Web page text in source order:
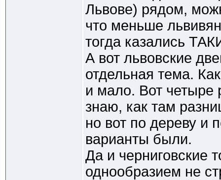
Львове) рядом,
что меньше
тогда казались
А вот львовские
отдельная тема.
и мало. Вот четыре
знаю, как там
но вот по дереву и
варианты были.
Да и черниговские
однообразием не